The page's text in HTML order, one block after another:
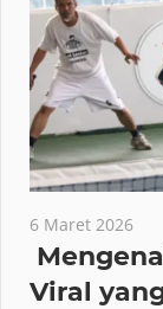
6 Maret 2026
Viral